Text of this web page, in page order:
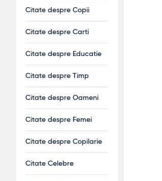
Citate despre Copii
Citate despre Carti
Citate despre Educatie
Citate despre Timp
Citate despre Oameni
Citate despre Femei
Citate despre Copilarie
Citate Celebre